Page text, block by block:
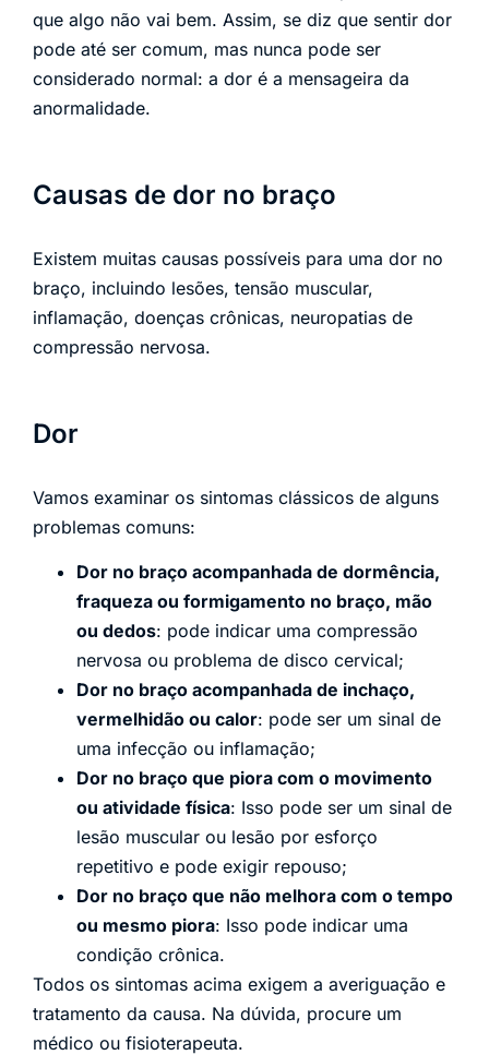
que algo não vai bem. Assim, se diz que sentir dor
pode até ser comum, mas nunca pode ser
considerado normal: a dor é a mensageira da
anormalidade.
Causas de dor no braço
Existem muitas causas possíveis para uma dor no
braço, incluindo lesões, tensão muscular,
inflamação, doenças crônicas, neuropatias de
compressão nervosa.
Dor
Vamos examinar os sintomas clássicos de alguns
problemas comuns:
Dor no braço acompanhada de dormência,
fraqueza ou formigamento no braço, mão
ou dedos: pode indicar uma compressão
nervosa ou problema de disco cervical;
Dor no braço acompanhada de inchaço,
vermelhidão ou calor: pode ser um sinal de
uma infecção ou inflamação;
Dor no braço que piora com o movimento
ou atividade física: Isso pode ser um sinal de
lesão muscular ou lesão por esforço
repetitivo e pode exigir repouso;
Dor no braço que não melhora com o tempo
ou mesmo piora: Isso pode indicar uma
condição crônica.
Todos os sintomas acima exigem a averiguação e
tratamento da causa. Na dúvida, procure um
médico ou fisioterapeuta.